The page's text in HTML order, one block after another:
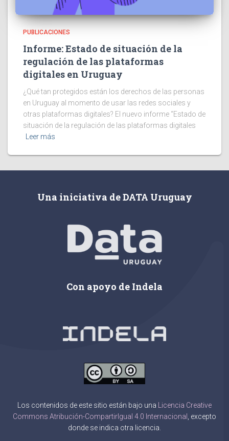
PUBLICACIONES
Informe: Estado de situación de la
regulación de las plataformas
digitales en Uruguay
¿Qué tan protegidos están los derechos de las personas
en Uruguay al momento de usar las redes sociales y
otras plataformas digitales? El nuevo informe “Estado de
situación de la regulación de las plataformas digitales
Leer más
Una iniciativa de DATA Uruguay
Con apoyo de Indela
Los contenidos de este sitio están bajo una
Licencia Creative
Commons Atribución-CompartirIgual 4.0 Internacional
, excepto
donde se indica otra licencia.